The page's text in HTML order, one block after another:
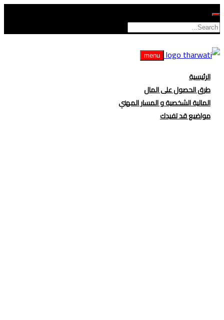
menu
الرئيسية
طرق الحصول على المال
المالية الشخصية و المسار المهني
مواضيع قد تفيدك